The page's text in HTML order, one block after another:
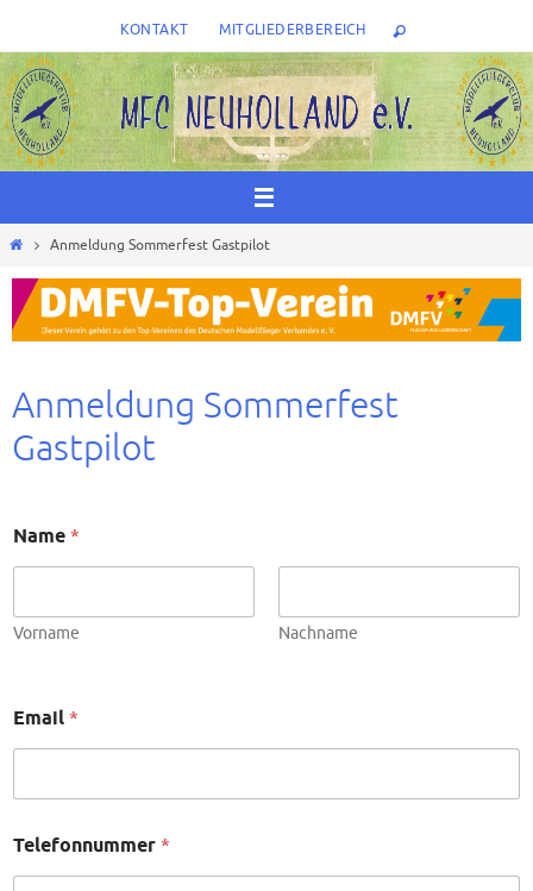
Inhalt
springen
KONTAKT MITGLIEDERBEREICH
StartAnmeldung Sommerfest Gastpilot
Anmeldung Sommerfest
Gastpilot
Name *
Vorname Nachname
Email *
Telefonnummer *